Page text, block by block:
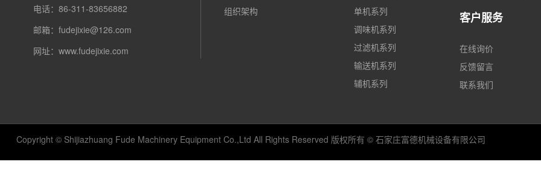
电话：86-311-83656882
邮箱：fudejixie@126.com
网址：www.fudejixie.com
组织架构
单机系列
调味机系列
过滤机系列
输送机系列
辅机系列
客户服务
在线询价
反馈留言
联系我们
Copyright © Shijiazhuang Fude Machinery Equipment Co.,Ltd All Rights Reserved 版权所有 © 石家庄富德机械设备有限公司